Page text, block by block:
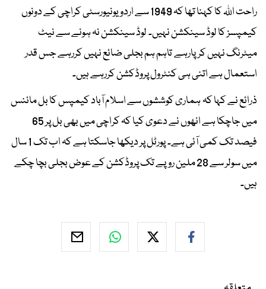
راحت اللہ کا کہنا تھا کہ 1949 سے اردو یونیورسٹی کراچی کے دونوں
کیمپسز کا لوڈ سینکشن نہیں۔ لوڈ سینکشن نہ ہونے سے نیٹ
میٹرنگ نہیں کرپارہے تاہم ہم بجلی ضائع نہیں کررہے جس قدر
استعمال ہے اتنی ہی کنٹرول پروڈکشن کررہے ہیں۔
ذرائع نے کہا کہ ہماری کوششوں سے اسلام آباد کیمپس کا بل مائنس
میں جاچکا ہے انھوں نے دعوی کیا کہ کراچی میں بھی بل پر 65
فیصد تک کمی آئی ہے۔ پورٹل پر دیکھا جاسکتا ہے کہ اب تک 1 سال
میں سولر سے 28 ملین روپے تک پروڈکشن کے عوض بجلی بچا چکے
ہیں۔